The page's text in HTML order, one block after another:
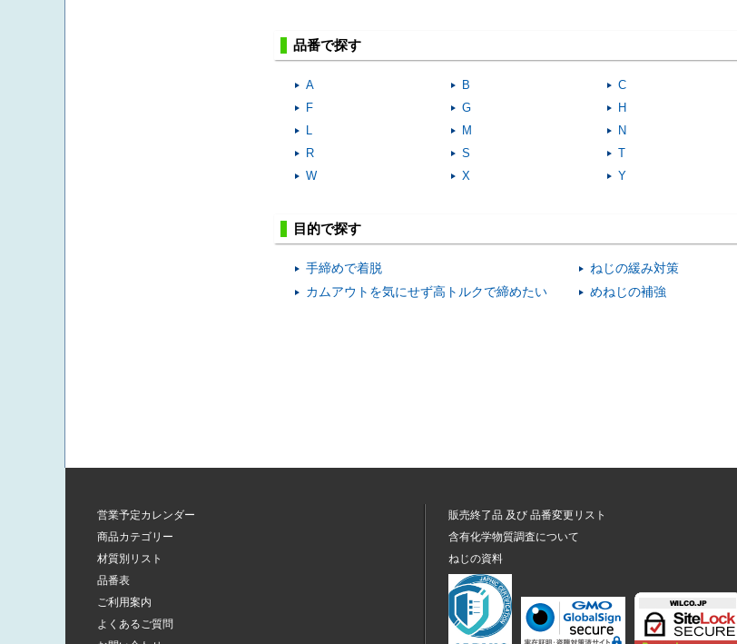
品番で探す
A B C
F
G H
L
M N
R
S T
W
X Y
目的で探す
手締めで着脱 ねじの緩み対策
カムアウトを気にせず高トルクで締めたい
めねじの補強
営業予定カレンダー
商品カテゴリー
材質別リスト
品番表
ご利用案内
よくあるご質問
販売終了品 及び品番変更リスト
含有化学物質調査について
ねじの資料